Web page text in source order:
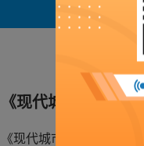
《现代城市轨道交
《现代城市轨道交通》